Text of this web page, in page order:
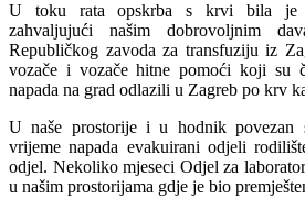
U toku rata opskrba s krvi bila je
zahvaljujući našim dobrovoljnim
Republičkog zavoda za transfuziju iz
vozače i vozače hitne pomoći koji su
napada na grad odlazili u Zagreb po krv
U naše prostorije i u hodnik povezan
vrijeme napada evakuirani odjeli
odjel. Nekoliko mjeseci Odjel za
u našim prostorijama gdje je bio